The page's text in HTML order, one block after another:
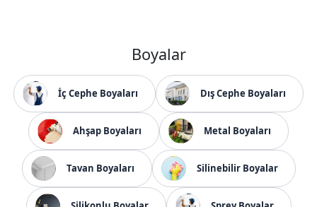
Boyalar
İç Cephe Boyaları Dış Cephe Boyaları
Ahşap Boyaları Metal Boyaları
Tavan Boyaları Silinebilir Boyalar